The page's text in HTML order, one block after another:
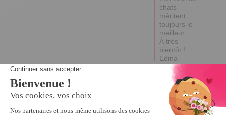
chats
méritent
toujours le
meilleur.
À très
bientôt !
Edina
Avis vérifié